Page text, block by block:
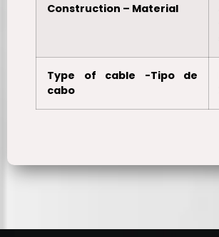
Construction – Material
Type of cable -Tipo de
cabo